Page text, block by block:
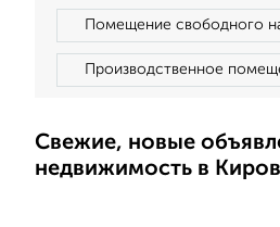
Помещение свободного
Производственное
Свежие, новые
недвижимость в